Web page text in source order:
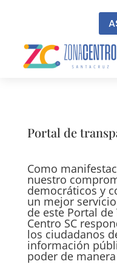
Portal de
Como
nuestro
democráticos y
un mejor
de este Portal
Centro SC
los ciudadanos
información
poder de